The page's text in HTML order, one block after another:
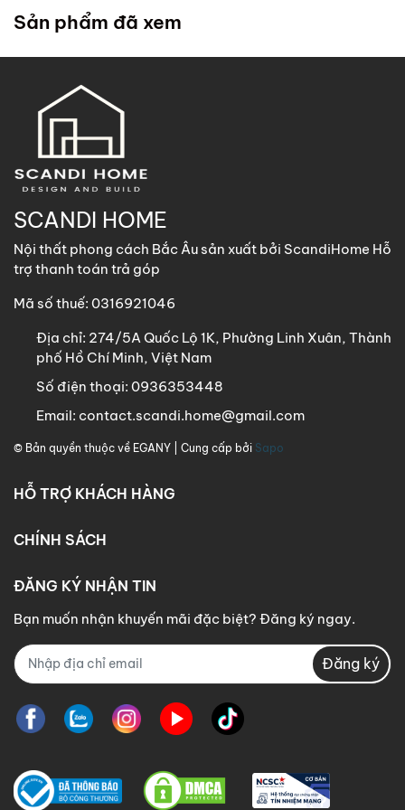
trong chính sách
nhà quý khách để hỗ trợ lắp đặt.
ScandiHomehỗ trợ vận chuyển
thước dưới 1m8 với chi phí vận chuyển khách hàng chịu
trách nhiệm toàn bộ qua các phương thức: Gửi nhà xe,
GHN, Viettel Post, Nhất Tín,…
khách hàng vui lòng nhắn tin cho ScandiHome để được hỗ
trợ nếu cần thiết.
Sản phẩm đã xem
SCANDI HOME
Nội thất phong cách Bắc Âu sản xuất bởi ScandiHome Hỗ
trợ thanh toán trả góp
Mã số thuế: 0316921046
Địa chỉ: 274/5A Quốc Lộ 1K, Phường Linh Xuân, Thành
phố Hồ Chí Minh, Việt Nam
Số điện thoại: 0936353448
Email: contact.scandi.home@gmail.com
© Bản quyền thuộc về EGANY | Cung cấp bởi Sapo
HỖ TRỢ KHÁCH HÀNG
CHÍNH SÁCH
ĐĂNG KÝ NHẬN TIN
Bạn muốn nhận khuyến mãi đặc biệt? Đăng ký ngay.
Đăng ký